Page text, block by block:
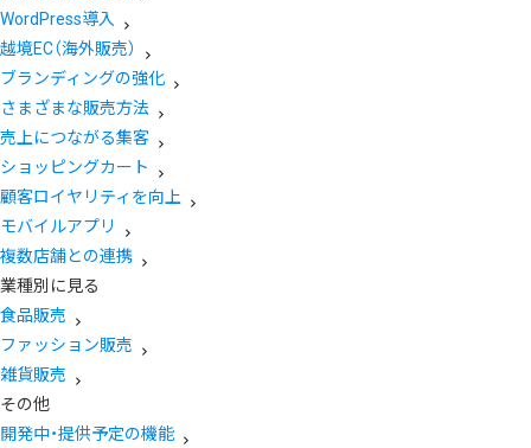
WordPress導入
越境EC（海外販売）
ブランディングの強化
さまざまな販売方法
売上につながる集客
ショッピングカート
顧客ロイヤリティを向上
モバイルアプリ
複数店舗との連携
業種別に見る
食品販売
ファッション販売
雑貨販売
その他
開発中・提供予定の機能